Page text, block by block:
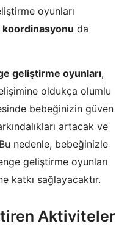
oyunları
da
geliştirme oyunları,
oldukça olumlu
bebeğinizin güven
artacak ve
nedenle, bebeğinizle
geliştirme oyunları
katkı sağlayacaktır.
Aktiviteler